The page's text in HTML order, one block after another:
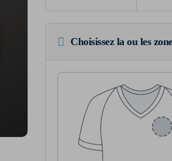
Choisissez la ou les